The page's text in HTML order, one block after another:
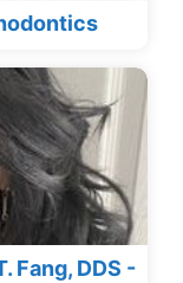
Fang, DDS -